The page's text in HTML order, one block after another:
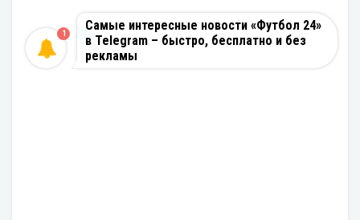
Самые интересные новости «Футбол 24»
в Telegram – быстро, бесплатно и без
рекламы
1